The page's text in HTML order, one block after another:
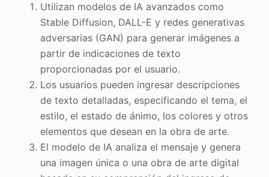
Utilizan modelos de IA avanzados como
Stable Diffusion, DALL-E y redes generativas
adversarias (GAN) para generar imágenes a
partir de indicaciones de texto
proporcionadas por el usuario.
Los usuarios pueden ingresar descripciones
de texto detalladas, especificando el tema, el
estilo, el estado de ánimo, los colores y otros
elementos que desean en la obra de arte.
El modelo de IA analiza el mensaje y genera
una imagen única o una obra de arte digital